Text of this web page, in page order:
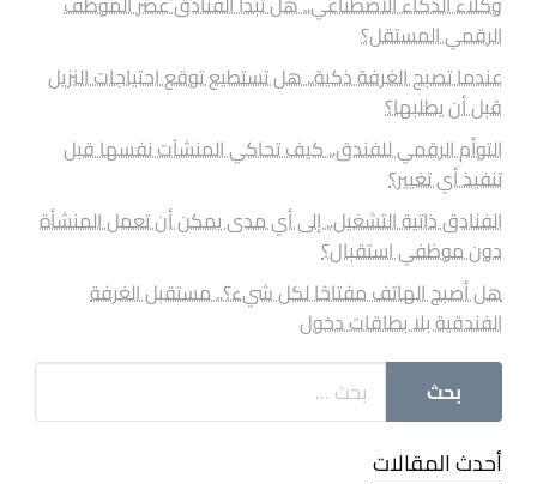
الرقمي المستقل؟
عندما تصبح الغرفة ذكية.. هل تستطيع توقع احتياجات النزيل
قبل أن يطلبها؟
التوأم الرقمي للفندق.. كيف تحاكي المنشآت نفسها قبل
تنفيذ أي تغيير؟
الفنادق ذاتية التشغيل.. إلى أي مدى يمكن أن تعمل المنشأة
دون موظفي استقبال؟
هل أصبح الهاتف مفتاحًا لكل شيء؟.. مستقبل الغرفة
الفندقية بلا بطاقات دخول
أحدث المقالات